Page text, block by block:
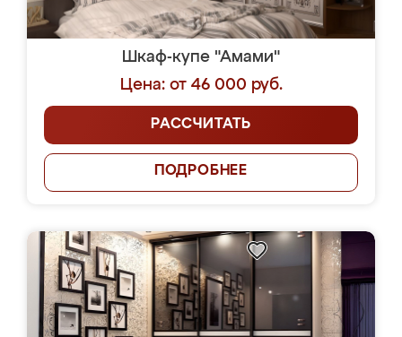
Шкаф-купе "Амами"
Цена: от 46 000 руб.
РАССЧИТАТЬ
ПОДРОБНЕЕ